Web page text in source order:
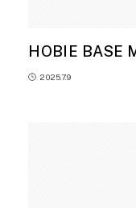
HOBIE BASE
2025.7.9